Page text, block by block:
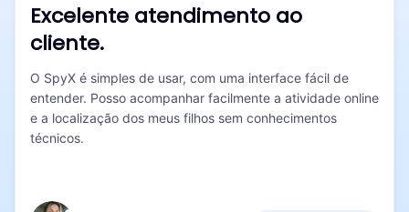
Excelente atendimento ao
cliente.
O SpyX é simples de usar, com uma interface fácil de
entender. Posso acompanhar facilmente a atividade online
e a localização dos meus filhos sem conhecimentos
técnicos.